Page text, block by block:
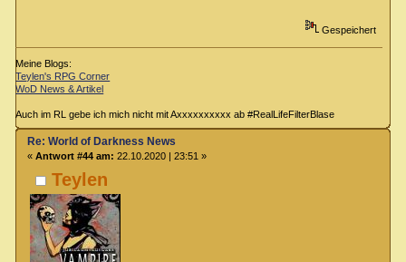
Gespeichert
Meine Blogs:
Teylen's RPG Corner
WoD News & Artikel
Auch im RL gebe ich mich nicht mit Axxxxxxxxxx ab #RealLifeFilterBlase
Teylen
Re: World of Darkness News
« Antwort #44 am: 22.10.2020 | 23:51 »